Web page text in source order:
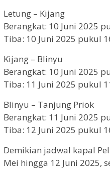
Letung – Kijang
Berangkat: 10 Juni 2025
Tiba: 10 Juni 2025 pukul
Kijang – Blinyu
Berangkat: 10 Juni 2025
Tiba: 11 Juni 2025 pukul
Blinyu – Tanjung Priok
Berangkat: 11 Juni 2025
Tiba: 12 Juni 2025 pukul
Demikian jadwal kapal
Mei hingga 12 Juni 2025,